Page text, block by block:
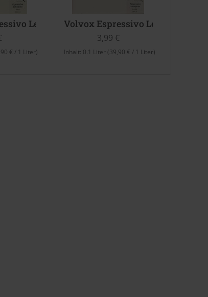
Lehmfarbe (Nebel)
€ / 1 Liter)
Volvox Espressivo Lehmfarbe
3,99 €
Inhalt: 0.1 Liter (39,90 € / 1 Liter)